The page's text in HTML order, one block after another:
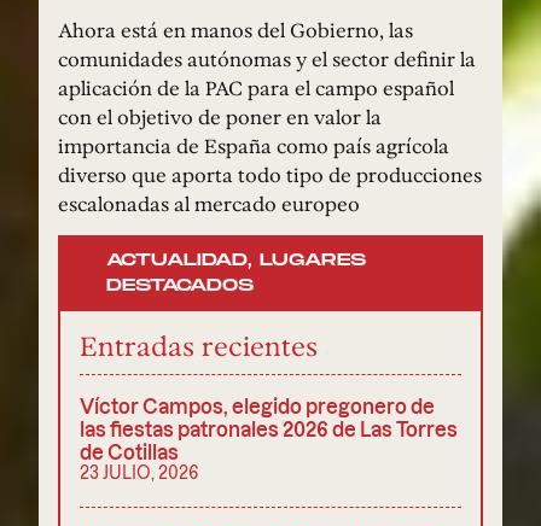
Ahora está en manos del Gobierno, las
comunidades autónomas y el sector definir la
aplicación de la PAC para el campo español
con el objetivo de poner en valor la
importancia de España como país agrícola
diverso que aporta todo tipo de producciones
escalonadas al mercado europeo
ACTUALIDAD, LUGARES
DESTACADOS
Entradas recientes
Víctor Campos, elegido pregonero de
las fiestas patronales 2026 de Las Torres
de Cotillas
23 JULIO, 2026